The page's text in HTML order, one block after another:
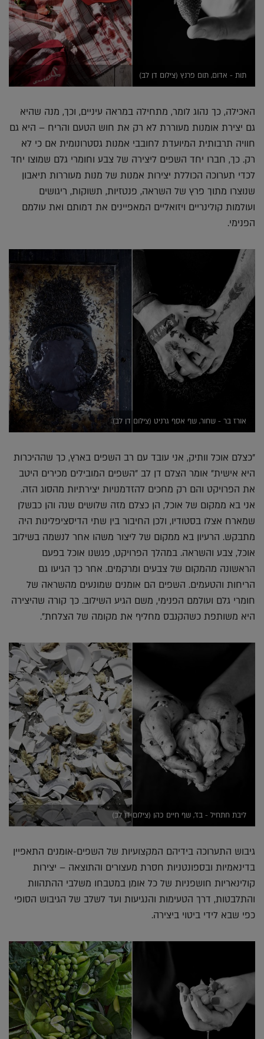
תות - אדום, תום פרנץ (צילום דן לב)
האכילה, כך נהוג לומר, מתחילה במראה עיניים, וכך, מנה שהיא
גם יצירת אומנות מעוררת לא רק את חוש הטעם והריח – היא גם
חוויה תרבותית המיועדת לחובבי אמנות גסטרונומית אם כי לא
רק. כך, חברו יחד השפים ליצירה של צבע וחומרי גלם שמוצו יחד
לכדי תערוכה הכוללת יצירות אמנות של מנות מעוררות תיאבון
שנוצרו מתוך פרץ של השראה, פנטזיות, תשוקות, ריגושים
ועולמות קולינריים ויזואליים המאפיינים את דמותם ואת עולמם
הפנימי.
אורז בר - שחור, שף אסף גרניט (צילום דן לב)
"כצלם אוכל וותיק, אני עובד עם רב השפים בארץ, כך שההיכרות
היא אישית" אומר הצלם דן לב "השפים המובילים מכירים היטב
את הפרויקט והם רק מחכים להזדמנויות יצירתיות מהסוג הזה.
אני בא ממקום של אוכל, הן כצלם מזה שלושים שנה והן כבשלן
שמארח אצלו בסטודיו, ולכן החיבור בין שתי הדיסציפלינות היה
מתבקש. הרעיון בא ממקום של ליצור משהו אחר לנשמה בשילוב
אוכל, צבע והשראה. במהלך הפרויקט, פגשנו אוכל בפעם
הראשונה מהמקום של צבעים ומרקמים. אחר כך הגיעו גם
הריחות והטעמים. השפים הם אומנים שמונעים מהשראה של
חומרי גלם ועולמם הפנימי, משם הגיע השילוב. כך קורה שהיצירה
היא משותפת כשהקנבס מחליף את מקומה של הצלחת".
ליבת חתחיל - בז', שף חיים כהן (צילום דן לב)
גיבוש התערוכה בידיהם המקצועיות של השפים-אומנים התאפיין
בדינאמיות ובספונטניות חסרת מעצורים והתוצאה – יצירות
קולינאריות חושפניות של כל אומן במטבחו משלבי ההתהוות
והתלבטות, דרך הטעימות והנגיעות ועד לשלב של הגיבוש הסופי
כפי שבא לידי ביטוי ביצירה.